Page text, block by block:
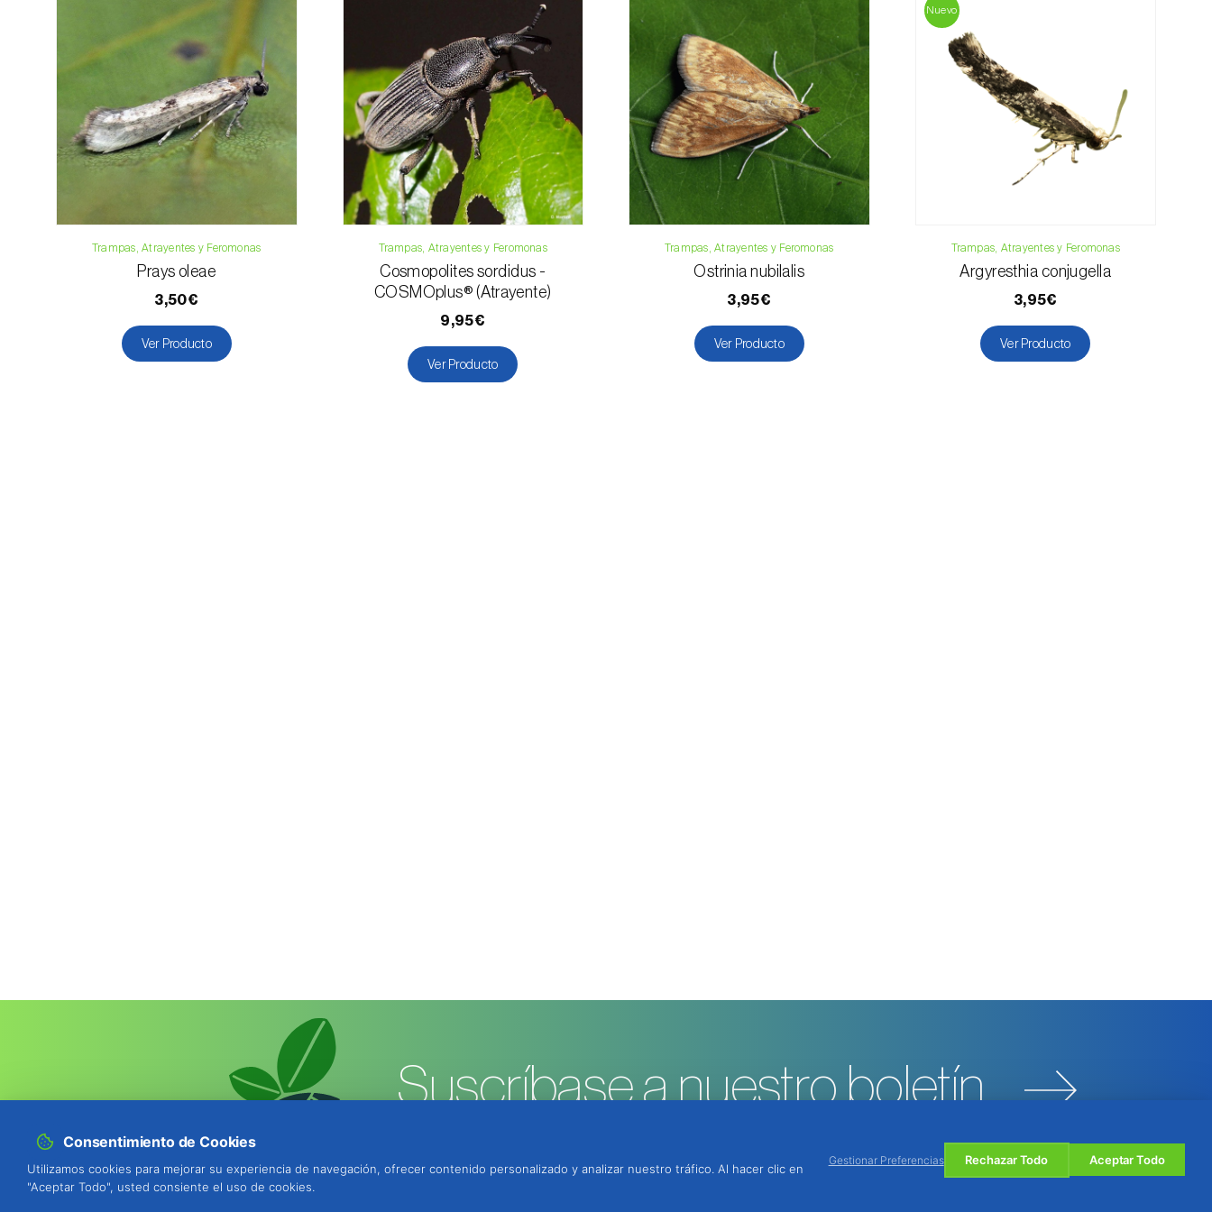
212 333 019
Email:
info@biosani.com
Formulario de contacto
Trampas, Atrayentes y Feromonas
Prays oleae
3,50€
Ver Producto
Trampas, Atrayentes y Feromonas
Cosmopolites sordidus -
COSMOplus® (Atrayente)
9,95€
Ver Producto
Trampas, Atrayentes y Feromonas
Ostrinia nubilalis
3,95€
Ver Producto
Nuevo
Trampas, Atrayentes y Feromonas
Argyresthia conjugella
3,95€
Ver Producto
Suscríbase a nuestro boletín
Consentimiento de Cookies
Utilizamos cookies para mejorar su experiencia de navegación, ofrecer contenido personalizado y analizar nuestro tráfico. Al hacer clic en
"Aceptar Todo", usted consiente el uso de cookies.
Gestionar Preferencias Rechazar Todo Aceptar Todo